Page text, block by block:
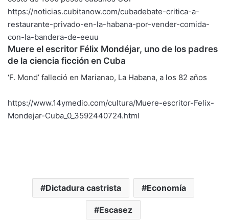
https://noticias.cubitanow.com/cubadebate-critica-a-
restaurante-privado-en-la-habana-por-vender-comida-
con-la-bandera-de-eeuu
Muere el escritor Félix Mondéjar, uno de los padres
de la ciencia ficción en Cuba
‘F. Mond’ falleció en Marianao, La Habana, a los 82 años
https://www.14ymedio.com/cultura/Muere-escritor-Felix-
Mondejar-Cuba_0_3592440724.html
Dictadura castrista Economía
Escasez